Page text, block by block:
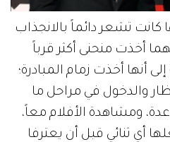
كانت تشعر دائماً بالانجذاب
أخذت منحنى أكثر قرباً
أنها أخذت زمام المبادرة؛
والدخول في مراحل ما
ومشاهدة الأفلام معاً،
أي ثنائي قبل أن يعترفا